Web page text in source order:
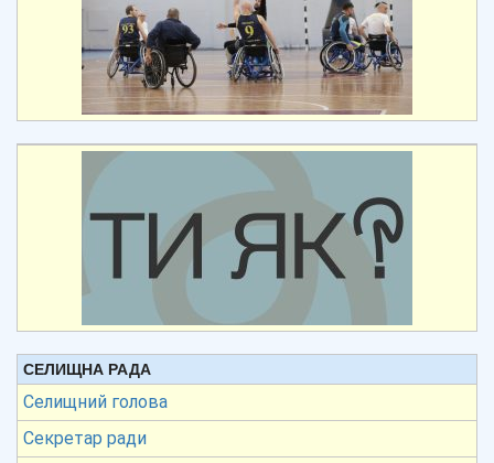
СЕЛИЩНА РАДА
Селищний голова
Секретар ради